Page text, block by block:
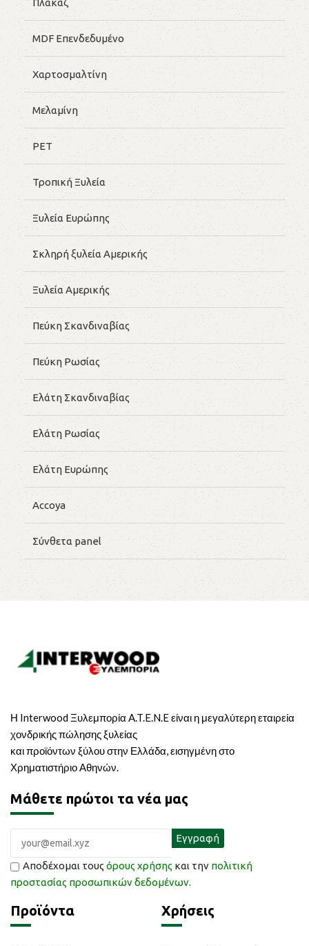
Πλακάζ
MDF Επενδεδυμένο
Χαρτοσμαλτίνη
Μελαμίνη
PET
Τροπική Ξυλεία
Ξυλεία Ευρώπης
Σκληρή ξυλεία Αμερικής
Ξυλεία Αμερικής
Πεύκη Σκανδιναβίας
Πεύκη Ρωσίας
Ελάτη Σκανδιναβίας
Ελάτη Ρωσίας
Ελάτη Ευρώπης
Accoya
Σύνθετα panel
Η Interwood Ξυλεμπορία A.T.E.N.E είναι η μεγαλύτερη εταιρεία
χονδρικής πώλησης ξυλείας
και προϊόντων ξύλου στην Ελλάδα, εισηγμένη στο
Χρηματιστήριο Αθηνών.
Μάθετε πρώτοι τα νέα μας
Αποδέχομαι τους όρους χρήσης και την πολιτική
προστασίας προσωπικών δεδομένων.
Προϊόντα Χρήσεις